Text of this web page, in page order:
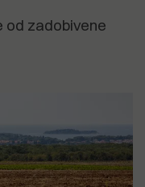
od zadobivene